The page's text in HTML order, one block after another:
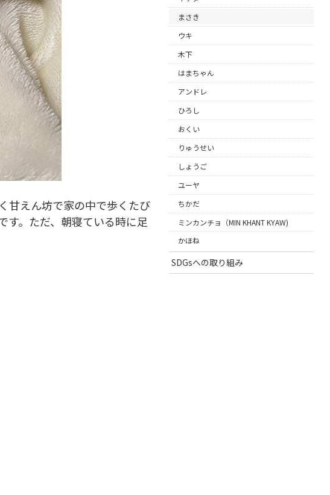
甘えん坊で家の中で歩くたび
す。ただ、朝寝ている時に足
まさき
ウキ
木下
はまちゃん
アンドレ
ひろし
おくい
りゅうせい
しょうご
ユーヤ
ちかだ
ミンカンチョ（MIN KHANT KYAW)
かほね
SDGsへの取り組み